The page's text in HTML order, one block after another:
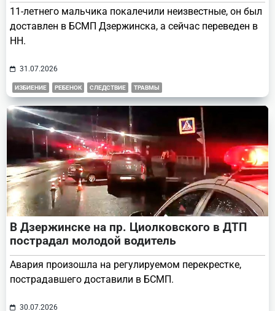
11-летнего мальчика покалечили неизвестные, он был
доставлен в БСМП Дзержинска, а сейчас переведен в
НН.
31.07.2026
ИЗБИЕНИЕ РЕБЕНОК СЛЕДСТВИЕ ТРАВМЫ
В Дзержинске на пр. Циолковского в ДТП
пострадал молодой водитель
Авария произошла на регулируемом перекрестке,
пострадавшего доставили в БСМП.
30.07.2026